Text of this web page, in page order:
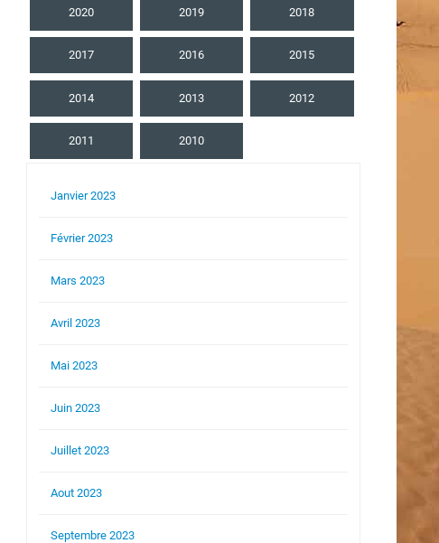
2020 2019 2018
2017 2016 2015
2014 2013 2012
2011 2010
Janvier 2023
Février 2023
Mars 2023
Avril 2023
Mai 2023
Juin 2023
Juillet 2023
Aout 2023
Septembre 2023